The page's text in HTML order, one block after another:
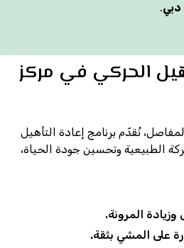
دبي.
الحركي في مركز
نُقدّم برنامج إعادة التأهيل
الطبيعية وتحسين جودة الحياة،
المرونة.
على المشي بثقة.